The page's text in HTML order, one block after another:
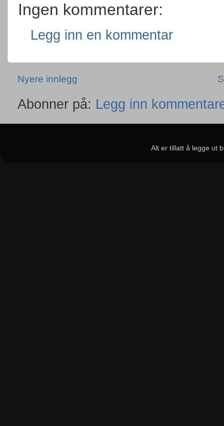
Ingen kommentarer:
Legg inn en kommentar
Nyere innlegg
Abonner på: Legg inn
Alt er tillatt å legge ut